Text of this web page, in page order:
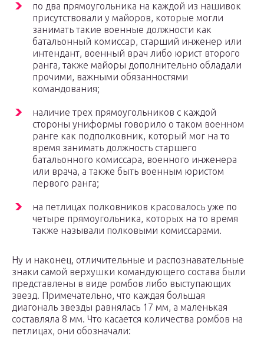
по два прямоугольника на каждой из нашивок
присутствовали у майоров, которые могли
занимать такие военные должности как
батальонный комиссар, старший инженер или
интендант, военный врач либо юрист второго
ранга, также майоры дополнительно обладали
прочими, важными обязанностями
командования;
наличие трех прямоугольников с каждой
стороны униформы говорило о таком военном
ранге как подполковник, который мог на то
время занимать должность старшего
батальонного комиссара, военного инженера
или врача, а также быть военным юристом
первого ранга;
на петлицах полковников красовалось уже по
четыре прямоугольника, которых на то время
также называли полковыми комиссарами.
Ну и наконец, отличительные и распознавательные
знаки самой верхушки командующего состава были
представлены в виде ромбов либо выступающих
звезд. Примечательно, что каждая большая
диагональ звезды равнялась 17 мм, а маленькая
составляла 8 мм. Что касается количества ромбов на
петлицах, они обозначали: